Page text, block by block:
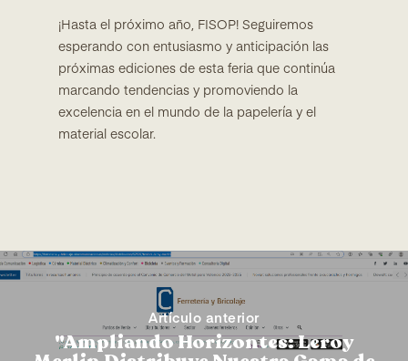
¡Hasta el próximo año, FISOP! Seguiremos
esperando con entusiasmo y anticipación las
próximas ediciones de esta feria que continúa
marcando tendencias y promoviendo la
excelencia en el mundo de la papelería y el
material escolar.
Artículo anterior
"Ampliando Horizontes: Leroy